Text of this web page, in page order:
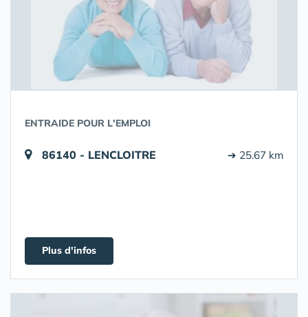
ENTRAIDE POUR L'EMPLOI
86140 - LENCLOITRE ➔ 25.67 km
Plus d'infos